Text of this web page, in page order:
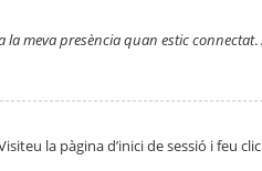
la meva presència quan estic connectat.
la pàgina d’inici de sessió i feu